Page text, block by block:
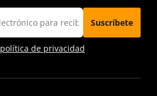
política de privacidad